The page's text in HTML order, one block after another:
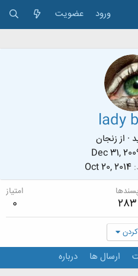
ورود عضویت
lady
· از زنجان
Dec 31,
Oct 20, 2014
283
امتیاز
0
ارسال ها درباره